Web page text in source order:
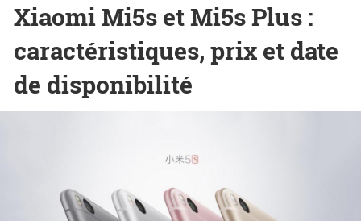
Xiaomi Mi5s et Mi5s Plus :
caractéristiques, prix et date
de disponibilité